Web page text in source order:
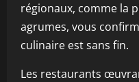
régionaux, comme la
agrumes, vous
culinaire est sans fin.
Les restaurants